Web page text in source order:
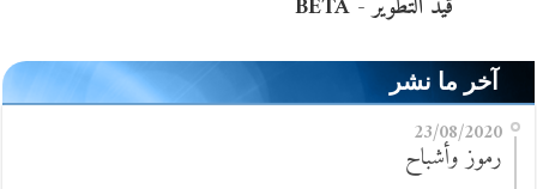
آخر ما نشر
23/08/2020
رموز وأشباح